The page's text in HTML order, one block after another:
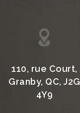
110, rue Court,
Granby, QC, J2G
4Y9